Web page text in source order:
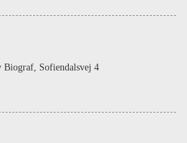
Biograf, Sofiendalsvej 4